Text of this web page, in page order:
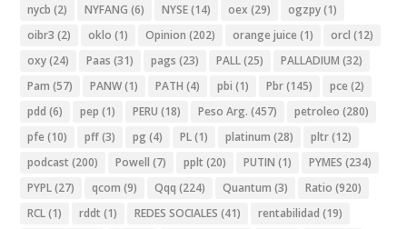
nycb (2) NYFANG (6) NYSE(14) oex (29) ogzpy(1)
oibr3 (2) oklo (1) Opinion (202) orange juice (1) orcl (12)
oxy(24) Paas (31) pags (23) PALL(25) PALLADIUM (32)
Pam (57) PANW(1) PATH (4) pbi (1) Pbr(145) pce (2)
pdd (6) pep (1) PERU (18) Peso Arg. (457) petroleo (280)
pfe (10) pff(3) pg (4) PL(1) platinum (28) pltr(12)
podcast (200) Powell (7) pplt (20) PUTIN (1) PYMES (234)
PYPL(27) qcom (9) Qqq (224) Quantum (3) Ratio (920)
RCL(1) rddt (1) REDES SOCIALES (41) rentabilidad (19)